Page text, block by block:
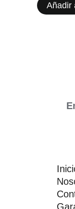
Añadir